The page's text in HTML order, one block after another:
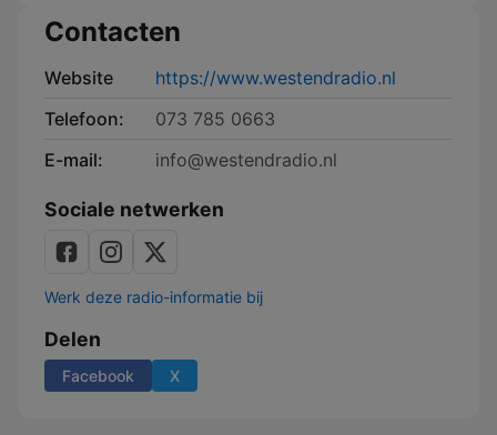
Contacten
Website
https://www.westendradio.nl
Telefoon:
073 785 0663
E-mail:
info@westendradio.nl
Sociale netwerken
Werk deze radio-informatie bij
Delen
Facebook X